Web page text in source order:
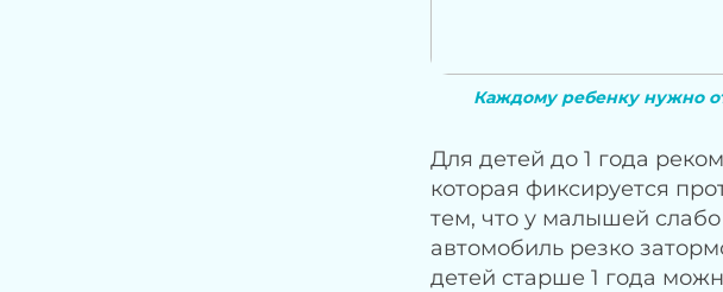
Каждому ребенку нужно
Для детей до 1 года
которая фиксируется
тем, что у малышей
автомобиль резко
детей старше 1 года